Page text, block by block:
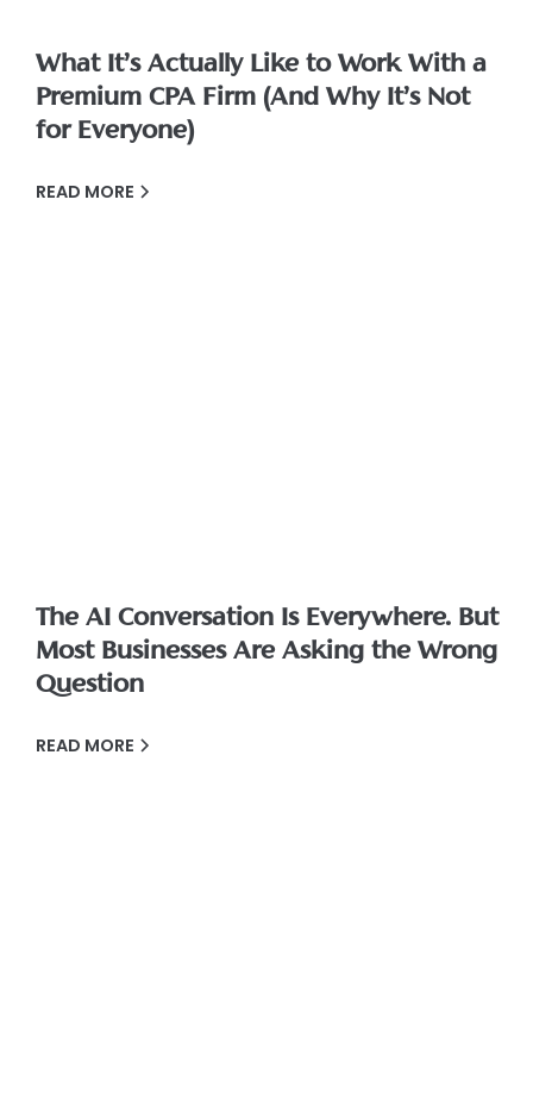
What It’s Actually Like to Work With a
Premium CPA Firm (And Why It’s Not
for Everyone)
READ MORE
The AI Conversation Is Everywhere. But
Most Businesses Are Asking the Wrong
Question
READ MORE